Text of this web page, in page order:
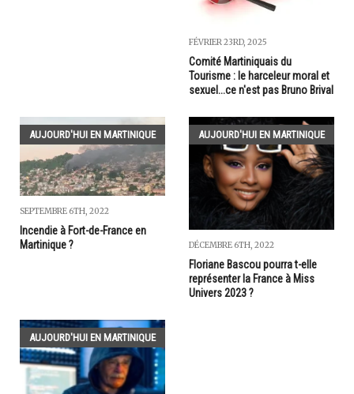
FÉVRIER 23RD, 2025
Comité Martiniquais du
Tourisme : le harceleur moral et
sexuel...ce n'est pas Bruno Brival
AUJOURD'HUI EN MARTINIQUE
SEPTEMBRE 6TH, 2022
Incendie à Fort-de-France en
Martinique ?
AUJOURD'HUI EN MARTINIQUE
DÉCEMBRE 6TH, 2022
Floriane Bascou pourra t-elle
représenter la France à Miss
Univers 2023 ?
AUJOURD'HUI EN MARTINIQUE